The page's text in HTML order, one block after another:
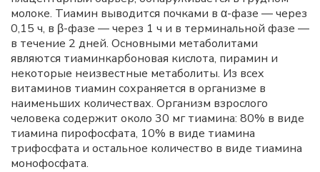
молоке. Тиамин выводится почками в α-фазе — через
0,15 ч, в β-фазе — через 1 ч и в терминальной фазе —
в течение 2 дней. Основными метаболитами
являются тиаминкарбоновая кислота, пирамин и
некоторые неизвестные метаболиты. Из всех
витаминов тиамин сохраняется в организме в
наименьших количествах. Организм взрослого
человека содержит около 30 мг тиамина: 80% в виде
тиамина пирофосфата, 10% в виде тиамина
трифосфата и остальное количество в виде тиамина
монофосфата.